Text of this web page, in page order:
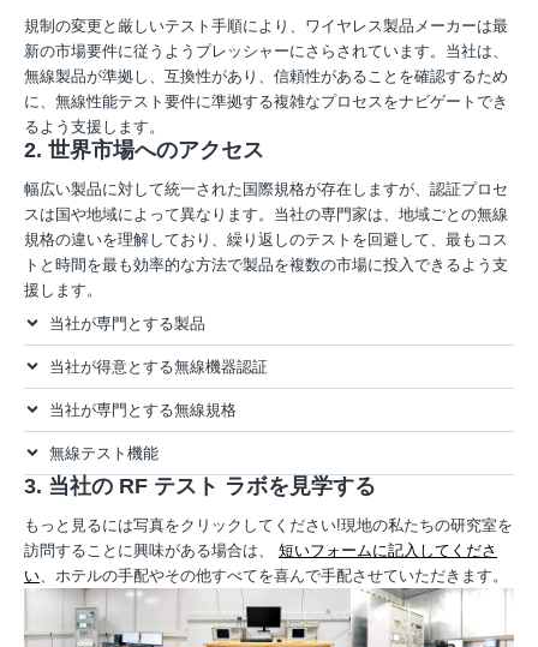
規制の変更と厳しいテスト手順により、ワイヤレス製品メーカーは最
新の市場要件に従うようプレッシャーにさらされています。当社は、
無線製品が準拠し、互換性があり、信頼性があることを確認するため
に、無線性能テスト要件に準拠する複雑なプロセスをナビゲートでき
るよう支援します。
2. 世界市場へのアクセス
幅広い製品に対して統一された国際規格が存在しますが、認証プロセ
スは国や地域によって異なります。当社の専門家は、地域ごとの無線
規格の違いを理解しており、繰り返しのテストを回避して、最もコス
トと時間を最も効率的な方法で製品を複数の市場に投入できるよう支
援します。
当社が専門とする製品
当社が得意とする無線機器認証
当社が専門とする無線規格
無線テスト機能
3. 当社の RF テスト ラボを見学する
もっと見るには写真をクリックしてください!現地の私たちの研究室を
訪問することに興味がある場合は、 短いフォームに記入してくださ
い、ホテルの手配やその他すべてを喜んで手配させていただきます。